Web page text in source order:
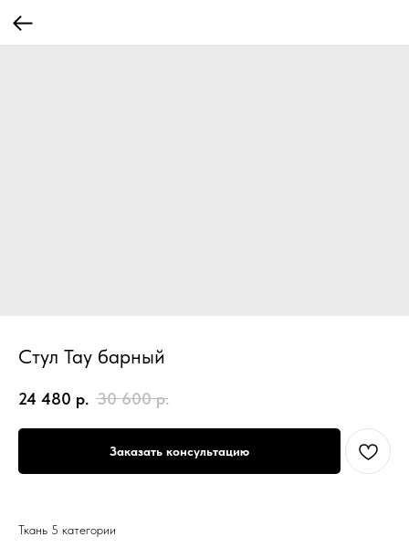
Стул Тау барный
24 480 р. 30 600 р.
Заказать консультацию
Ткань 5 категории